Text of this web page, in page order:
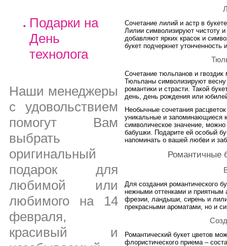
Подарки на
День
технолога
Наши менеджеры
с удовольствием
помогут Вам
выбрать
оригинальный
подарок для
любимой или
любимого на 14
февраля,
красивый и
Сочетание лилий и астр в
Лилии символизируют чистоту
добавляют ярких красок и
букет подчеркнет
Сочетание тюльпанов и
Тюльпаны символизируют
романтики и страсти. Такой
день, день рождения или
Необычные сочетания
уникальные и запоминающиеся
символическое значение,
бабушки. Подарите ей особый
напоминать о вашей любви и
Романтичные
Для создания романтического
нежными оттенками и
фрезии, ландыши, сирень и
прекрасными ароматами, но и
Романтический букет цветов
флористического приема –